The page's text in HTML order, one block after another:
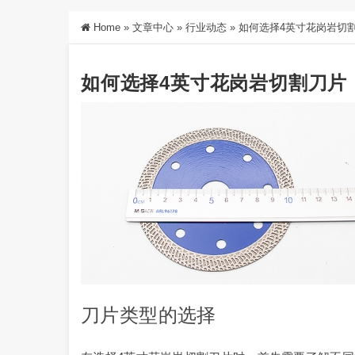
Home » 文章中心 » 行业动态 » 如何选择4英寸花岗岩切
如何选择4英寸花岗岩切割刀片
刀片类型的选择